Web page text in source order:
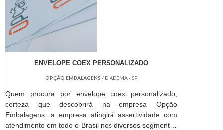
ENVELOPE COEX PERSONALIZADO
OPÇÃO EMBALAGENS / DIADEMA - SP
Quem procura por envelope coex personalizado,
certeza que descobrirá na empresa Opção
Embalagens, a empresa atingirá assertividade com
atendimento em todo o Brasil nos diversos segmentos